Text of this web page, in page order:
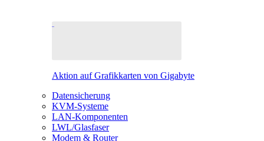
Aktion auf Grafikkarten von Gigabyte
Datensicherung
KVM-Systeme
LAN-Komponenten
LWL/Glasfaser
Modem & Router